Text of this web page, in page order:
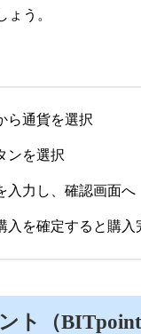
ょう。
ら通貨を選択
ンを選択
入力し、確認画面へ
入を確定すると購入
ト（